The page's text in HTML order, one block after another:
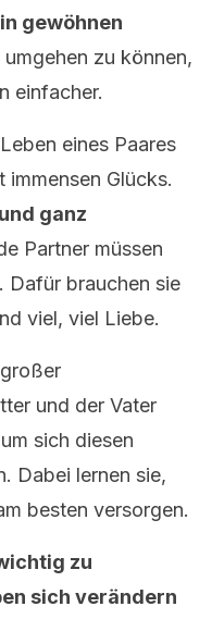
gewöhnen
zu können,
einfacher.
eines Paares
immensen Glücks.
ganz
Partner müssen
Dafür brauchen sie
viel, viel Liebe.
und der Vater
sich diesen
Dabei lernen sie,
besten versorgen.
zu
sich verändern